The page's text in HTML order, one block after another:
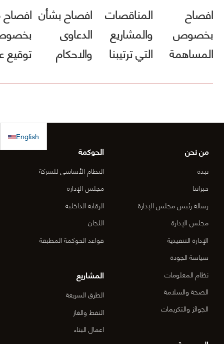
افصاح
بخصوص
المساهمة
المناقصات
والمشاريع
التي ترتيبنا
بالترسية بعد
افصاح بشأن
الدعاوى
والاحكام
توقيع
منطقة
English
من نحن
نبذة
خبراتنا
رسالة رئيس مجلس الإدارة
مجلس الإدارة
الإدارة التنفيذية
سياسة الجودة
نظام المعلومات
الصحة والسلامة
الجوائز والتكريمات
الحوكمة
النظام الأساسي للشركة
مجلس الإدارة
الرقابة الداخلية
اللجان
قواعد الحوكمة المطبقة
المشاريع
الطرق السريعة
النفط والغاز
اعمال البناء